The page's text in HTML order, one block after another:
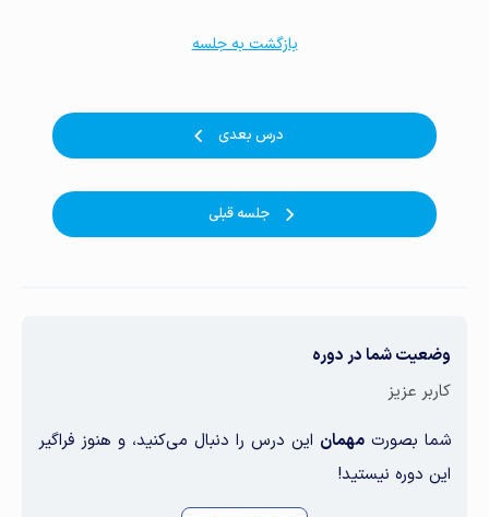
وضعیت شما در دوره
کاربر عزیز
شما بصورت مهمان این درس را دنبال می‌کنید، و هنوز فراگیر
این دوره نیستید!
جلسه قبلی
بازگشت به جلسه
درس بعدی